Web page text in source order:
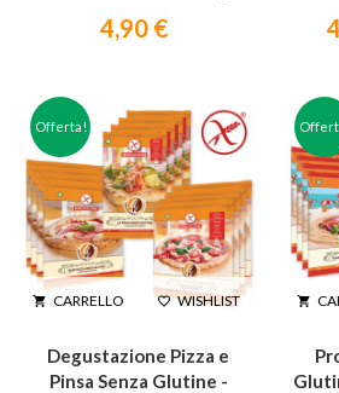
4,90 €
Offerta!
 CARRELLO  WISHLIST
Degustazione Pizza e
Pinsa Senza Glutine -
